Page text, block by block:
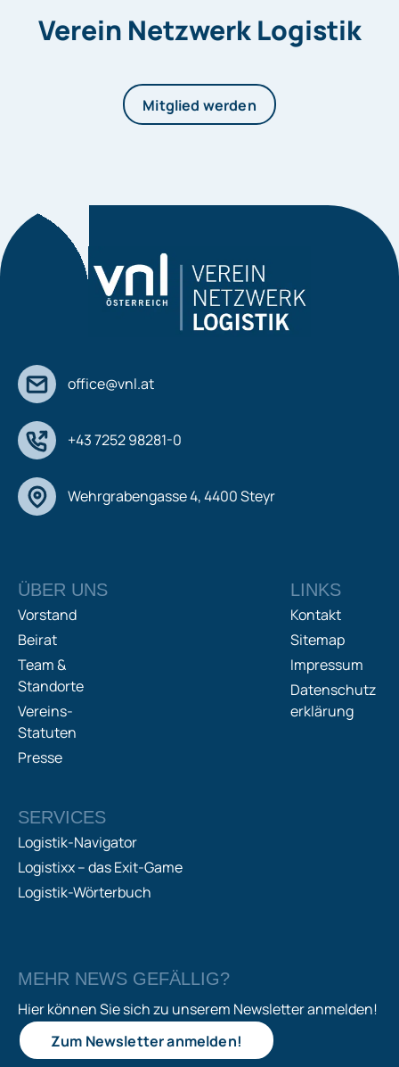
Verein Netzwerk Logistik
Mitglied werden
office@vnl.at
+43 7252 98281-0
Wehrgrabengasse 4, 4400 Steyr
ÜBER UNS
Vorstand
Beirat
Team &
Standorte
Vereins-
Statuten
Presse
LINKS
Kontakt
Sitemap
Impressum
Datenschutz
erklärung
SERVICES
Logistik-Navigator
Logistixx – das Exit-Game
Logistik-Wörterbuch
MEHR NEWS GEFÄLLIG?
Hier können Sie sich zu unserem Newsletter anmelden!
Zum Newsletter anmelden!